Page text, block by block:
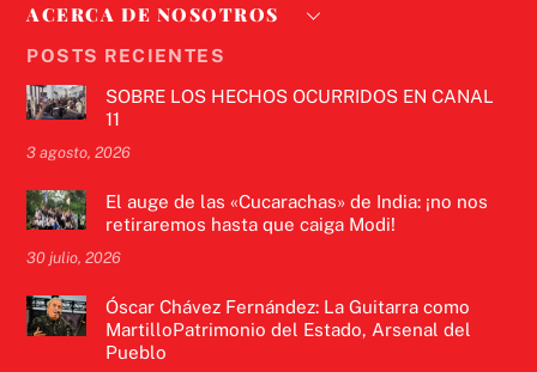
ACERCA DE NOSOTROS
POSTS RECIENTES
SOBRE LOS HECHOS OCURRIDOS EN CANAL
11
3 agosto, 2026
El auge de las «Cucarachas» de India: ¡no nos
retiraremos hasta que caiga Modi!
30 julio, 2026
Óscar Chávez Fernández: La Guitarra como
MartilloPatrimonio del Estado, Arsenal del
Pueblo